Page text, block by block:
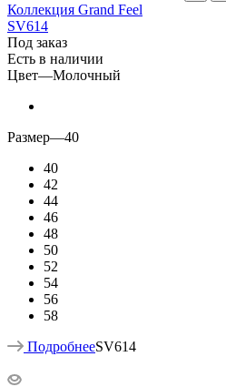
Коллекция Grand Feel
SV614
Под заказ
Есть в наличии
Цвет—Молочный
Размер—40
40
42
44
46
48
50
52
54
56
58
ПодробнееSV614